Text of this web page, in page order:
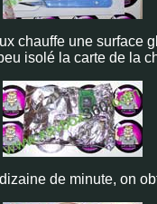
chauffe une surface
isolé la carte de la
de minute, on